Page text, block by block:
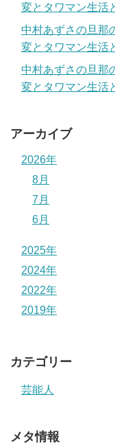
変とタワマン生活
中村あずさの旦那
変とタワマン生活
中村あずさの旦那
変とタワマン生活
アーカイブ
2026年
8月
7月
6月
2025年
2024年
2022年
2019年
カテゴリー
芸能人
メタ情報